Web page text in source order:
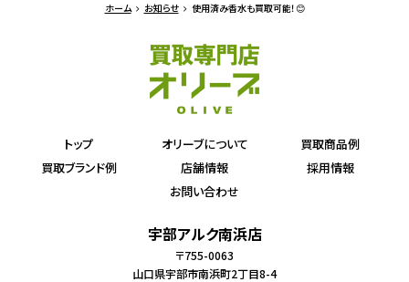
ホーム お知らせ 使用済み香水も買取可能！😊
トップ オリーブについて
買取商品例
買取ブランド例
店舗情報
採用情報
お問い合わせ
宇部アルク南浜店
〒755-0063
山口県宇部市南浜町2丁目8-4